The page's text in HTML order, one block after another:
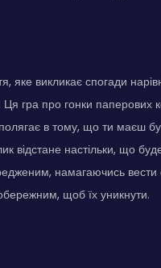
яке викликає спогади
Ця гра про гонки паперових
в тому, що ти маєш
відстане настільки, що
намагаючись
щоб їх уникнути.